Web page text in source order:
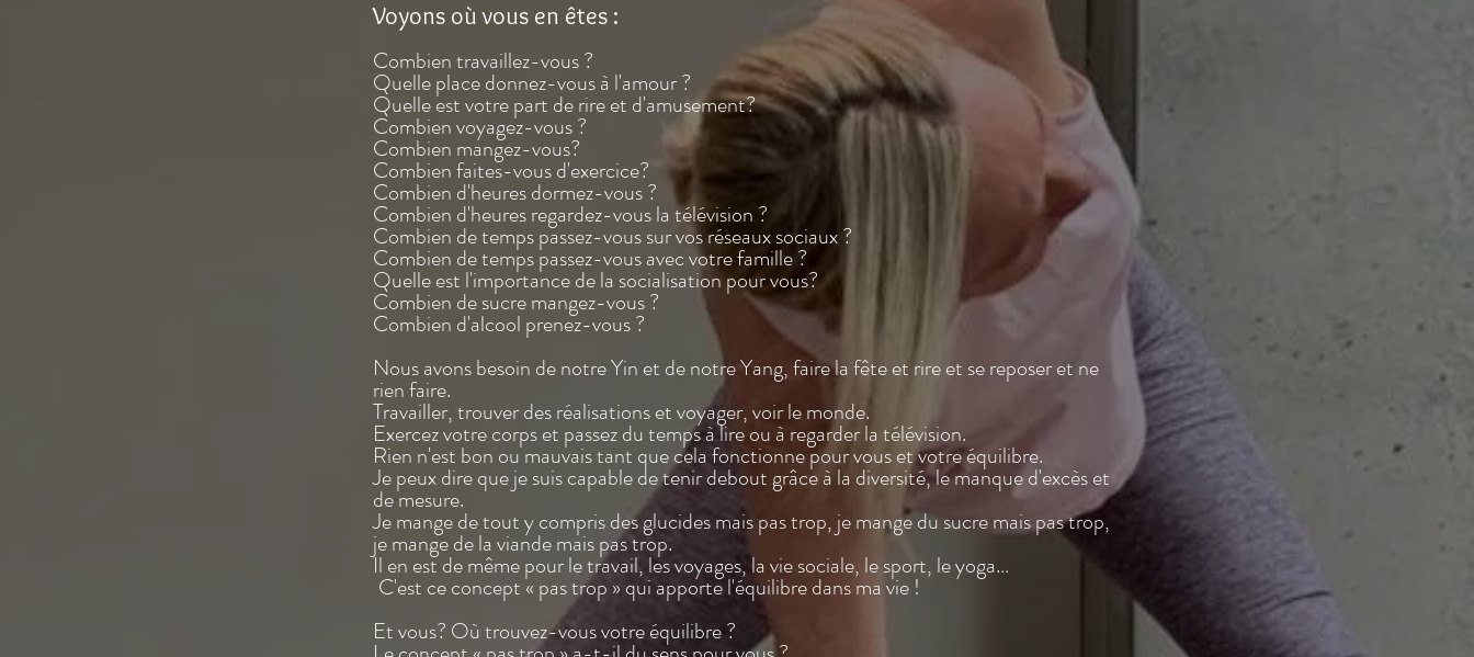
Voyons où vous en êtes :
Combien travaillez-vous ?
Quelle place donnez-vous à l'amour ?
Quelle est votre part de rire et d'amusement?
Combien voyagez-vous ?
Combien mangez-vous?
Combien faites-vous d'exercice?
Combien d'heures dormez-vous ?
Combien d'heures regardez-vous la télévision ?
Combien de temps passez-vous sur vos réseaux sociaux ?
Combien de temps passez-vous avec votre famille ?
Quelle est l'importance de la socialisation pour vous?
Combien de sucre mangez-vous ?
Combien d'alcool prenez-vous ?
Nous avons besoin de notre Yin et de notre Yang, faire la fête et rire et se reposer et ne
rien faire.
Travailler, trouver des réalisations et voyager, voir le monde.
Exercez votre corps et passez du temps à lire ou à regarder la télévision.
Rien n'est bon ou mauvais tant que cela fonctionne pour vous et votre équilibre.
Je peux dire que je suis capable de tenir debout grâce à la diversité, le manque d'excès et
de mesure.
Je mange de tout y compris des glucides mais pas trop, je mange du sucre mais pas trop,
je mange de la viande mais pas trop.
Il en est de même pour le travail, les voyages, la vie sociale, le sport, le yoga…
C'est ce concept « pas trop » qui apporte l'équilibre dans ma vie !
Et vous? Où trouvez-vous votre équilibre ?